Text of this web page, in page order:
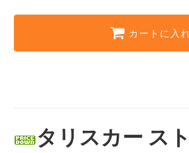
カートに入
タリスカー ス